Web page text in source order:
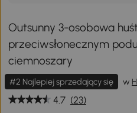
Outsunny 3-osobowa
przeciwsłonecznym
ciemnoszary
#2 Najlepiej sprzedający się w
4.7 (23)